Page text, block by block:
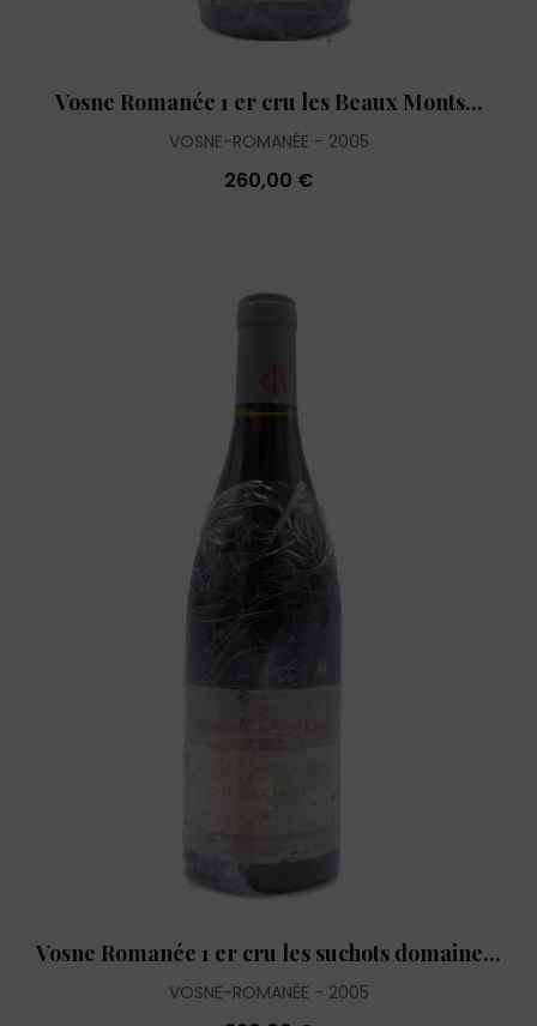
Vosne Romanée 1 er cru les Beaux Monts...
VOSNE-ROMANÉE 2005
260,00 €
Vosne Romanée 1 er cru les suchots domaine...
VOSNE-ROMANÉE 2005